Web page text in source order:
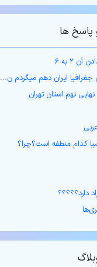
ها
۲ به ۶
جغرافیا ایران دهم میگردم ن...
کدام منطفه است؟چرا؟
دارد؟؟؟؟؟